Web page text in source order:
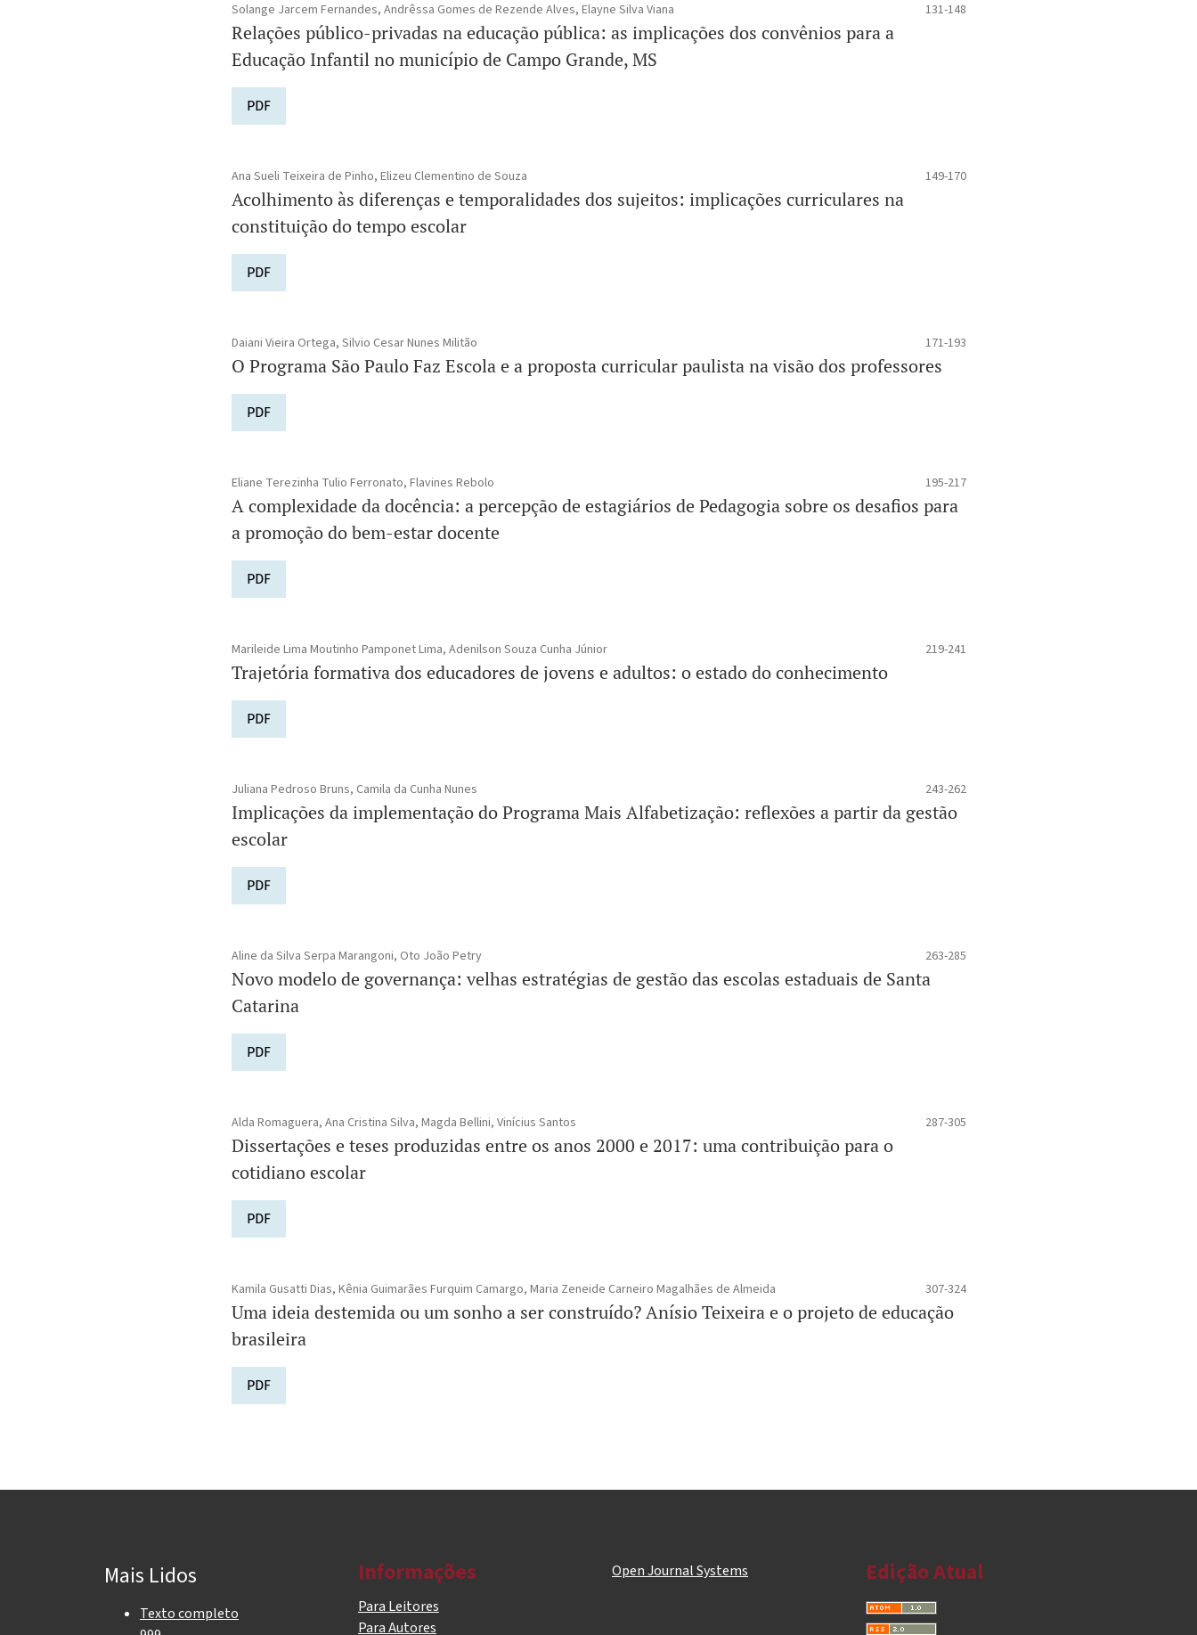
Solange Jarcem Fernandes, Andrêssa Gomes de Rezende Alves, Elayne Silva Viana 131-148
Relações público-privadas na educação pública: as implicações dos convênios para a
Educação Infantil no município de Campo Grande, MS
PDF
Ana Sueli Teixeira de Pinho, Elizeu Clementino de Souza 149-170
Acolhimento às diferenças e temporalidades dos sujeitos: implicações curriculares na
constituição do tempo escolar
PDF
Daiani Vieira Ortega, Silvio Cesar Nunes Militão 171-193
O Programa São Paulo Faz Escola e a proposta curricular paulista na visão dos professores
PDF
Eliane Terezinha Tulio Ferronato, Flavines Rebolo 195-217
A complexidade da docência: a percepção de estagiários de Pedagogia sobre os desafios para
a promoção do bem-estar docente
PDF
Marileide Lima Moutinho Pamponet Lima, Adenilson Souza Cunha Júnior 219-241
Trajetória formativa dos educadores de jovens e adultos: o estado do conhecimento
PDF
Juliana Pedroso Bruns, Camila da Cunha Nunes 243-262
Implicações da implementação do Programa Mais Alfabetização: reflexões a partir da gestão
escolar
PDF
Aline da Silva Serpa Marangoni, Oto João Petry 263-285
Novo modelo de governança: velhas estratégias de gestão das escolas estaduais de Santa
Catarina
PDF
Alda Romaguera, Ana Cristina Silva, Magda Bellini, Vinícius Santos 287-305
Dissertações e teses produzidas entre os anos 2000 e 2017: uma contribuição para o
cotidiano escolar
PDF
Kamila Gusatti Dias, Kênia Guimarães Furquim Camargo, Maria Zeneide Carneiro Magalhães de Almeida 307-324
Uma ideia destemida ou um sonho a ser construído? Anísio Teixeira e o projeto de educação
brasileira
PDF
Mais Lidos
Texto completo
Informações
Para Leitores
Para Autores
Open Journal Systems Edição Atual